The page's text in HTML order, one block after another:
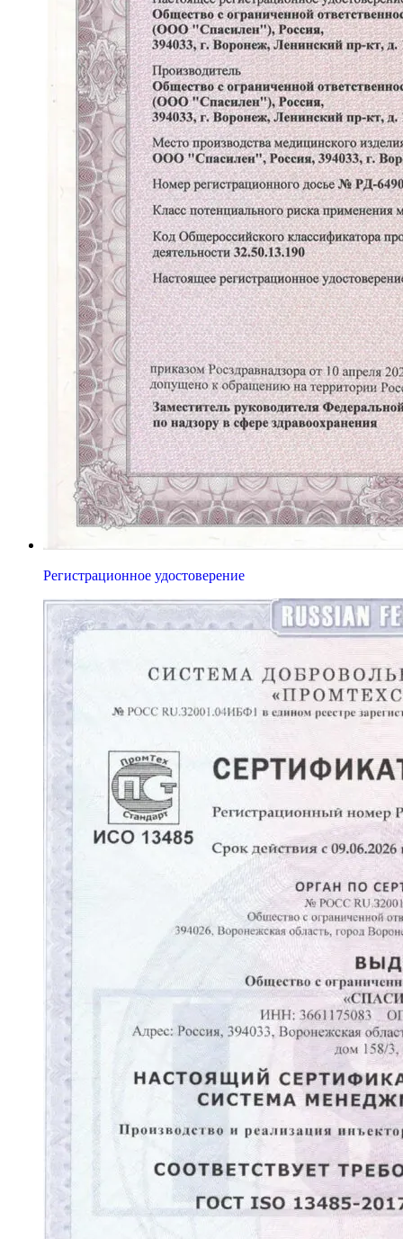
Регистрационное удостоверение